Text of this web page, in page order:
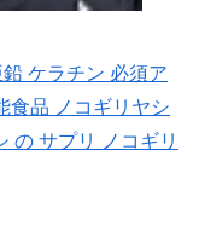
ケラチン 必須ア
食品 ノコギリヤシ
の サプリ ノコギリ